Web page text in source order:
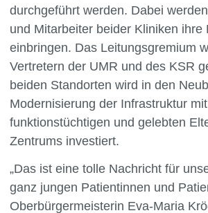
durchgeführt werden. Dabei
und Mitarbeiter beider Kliniken ihre
einbringen. Das Leitungsgremium
Vertretern der UMR und des KSR
beiden Standorten wird in den
Modernisierung der Infrastruktur
funktionstüchtigen und gelebten
Zentrums investiert.
„Das ist eine tolle Nachricht für
ganz jungen Patientinnen und
Oberbürgermeisterin Eva-Maria